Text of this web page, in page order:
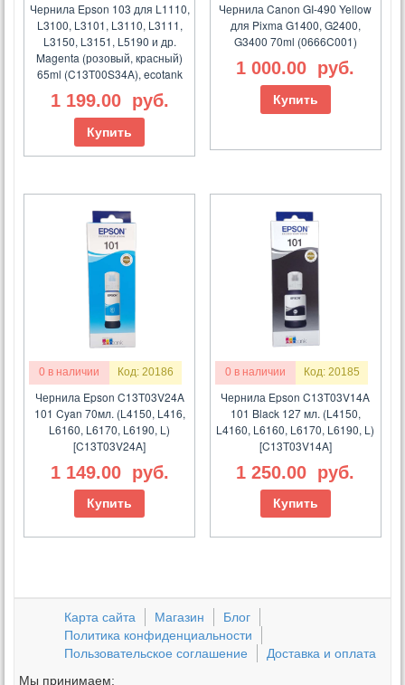
Чернила Epson 103 для L1110,
L3100, L3101, L3110, L3111,
L3150, L3151, L5190 и др.
Magenta (розовый, красный)
65ml (C13T00S34A), ecotank
1 199.00 руб.
Купить
Чернила Canon GI-490 Yellow
для Pixma G1400, G2400,
G3400 70ml (0666C001)
1 000.00 руб.
Купить
0 в наличии Код: 20186
Чернила Epson C13T03V24A
101 Cyan 70мл. (L4150, L416,
L6160, L6170, L6190, L)
[C13T03V24A]
1 149.00 руб.
Купить
0 в наличии Код: 20185
Чернила Epson C13T03V14A
101 Black 127 мл. (L4150,
L4160, L6160, L6170, L6190, L)
[C13T03V14A]
1 250.00 руб.
Купить
Карта сайта Магазин
Блог
Политика конфиденциальности
Пользовательское соглашение
Доставка и оплата
Мы принимаем: